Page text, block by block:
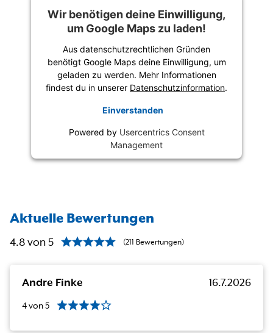
Wir benötigen deine Einwilligung,
um Google Maps zu laden!
Aus datenschutzrechtlichen Gründen
benötigt Google Maps deine Einwilligung, um
geladen zu werden. Mehr Informationen
findest du in unserer Datenschutzinformation.
Einverstanden
Powered by Usercentrics Consent
Management
Aktuelle Bewertungen
4.8 von 5 (211 Bewertungen)
Andre Finke 16.7.2026
4von5